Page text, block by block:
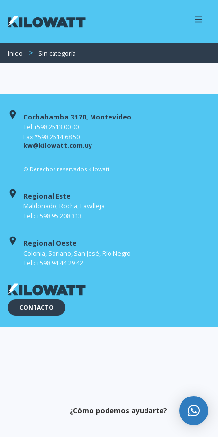
Inicio Sin categoría
Cochabamba 3170, Montevideo
Tel +598 2513 00 00
Fax *598 2514 68 50
kw@kilowatt.com.uy
© Derechos reservados Kilowatt
Regional Este
Maldonado, Rocha, Lavalleja
Tel.: +598 95 208 313
Regional Oeste
Colonia, Soriano, San José, Río Negro
Tel.: +598 94 44 29 42
CONTACTO
¿Cómo podemos ayudarte?